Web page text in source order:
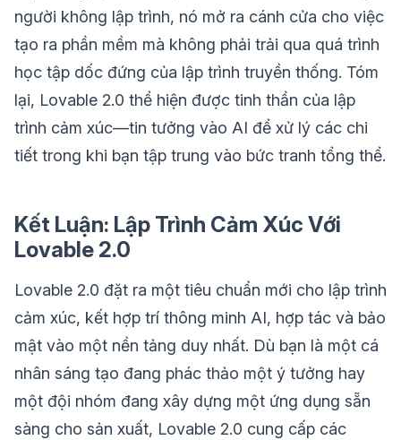
người không lập trình, nó mở ra cánh cửa cho việc
tạo ra phần mềm mà không phải trải qua quá trình
học tập dốc đứng của lập trình truyền thống. Tóm
lại, Lovable 2.0 thể hiện được tinh thần của lập
trình cảm xúc—tin tưởng vào AI để xử lý các chi
tiết trong khi bạn tập trung vào bức tranh tổng thể.
Kết Luận: Lập Trình Cảm Xúc Với
Lovable 2.0
Lovable 2.0 đặt ra một tiêu chuẩn mới cho lập trình
cảm xúc, kết hợp trí thông minh AI, hợp tác và bảo
mật vào một nền tảng duy nhất. Dù bạn là một cá
nhân sáng tạo đang phác thảo một ý tưởng hay
một đội nhóm đang xây dựng một ứng dụng sẵn
sàng cho sản xuất, Lovable 2.0 cung cấp các